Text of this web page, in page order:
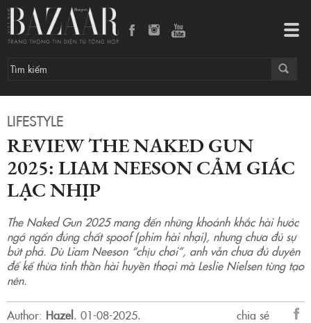
LIFESTYLE
REVIEW THE NAKED GUN
2025: LIAM NEESON CẢM GIÁC
LẠC NHỊP
The Naked Gun 2025 mang đến những khoảnh khắc hài hước
ngớ ngẩn đúng chất spoof (phim hài nhại), nhưng chưa đủ sự
bứt phá. Dù Liam Neeson “chịu chơi”, anh vẫn chưa đủ duyên
để kế thừa tinh thần hài huyền thoại mà Leslie Nielsen từng tạo
nên.
Author: Hazel. 01-08-2025.
chia sẻ